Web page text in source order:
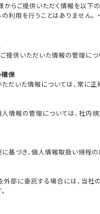
からご提供いただく情報を以下
利用を行うことはありません。
提供いただいた情報の管理につ
保
だいた情報については、常に正
情報の管理については、社内
基づき、個人情報取扱い規程の
部に委託する場合には、当社